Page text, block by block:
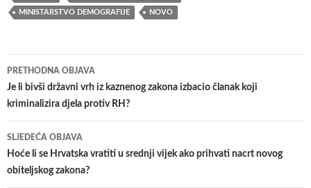
MINISTARSTVO DEMOGRAFIJE NOVO
Navigacija
PRETHODNA OBJAVA
Je li bivši državni vrh iz kaznenog zakona izbacio članak koji
kriminalizira djela protiv RH?
SLJEDEĆA OBJAVA
Hoće li se Hrvatska vratiti u srednji vijek ako prihvati nacrt novog
obiteljskog zakona?